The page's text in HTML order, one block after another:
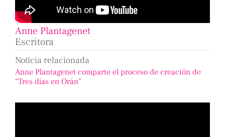
Anne Plantagenet
Escritora
Noticia relacionada
Anne Plantagenet comparte el proceso de creación de
“Tres días en Orán”